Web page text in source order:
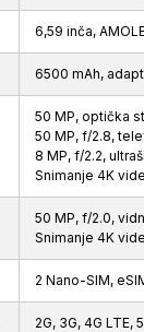
6,59 inča,
6500 mAh,
50 MP, optička
50 MP, f/2.8,
8 MP, f/2.2,
Snimanje 4K
50 MP, f/2.0,
Snimanje 4K
2 Nano-SIM,
2G, 3G, 4G LTE,